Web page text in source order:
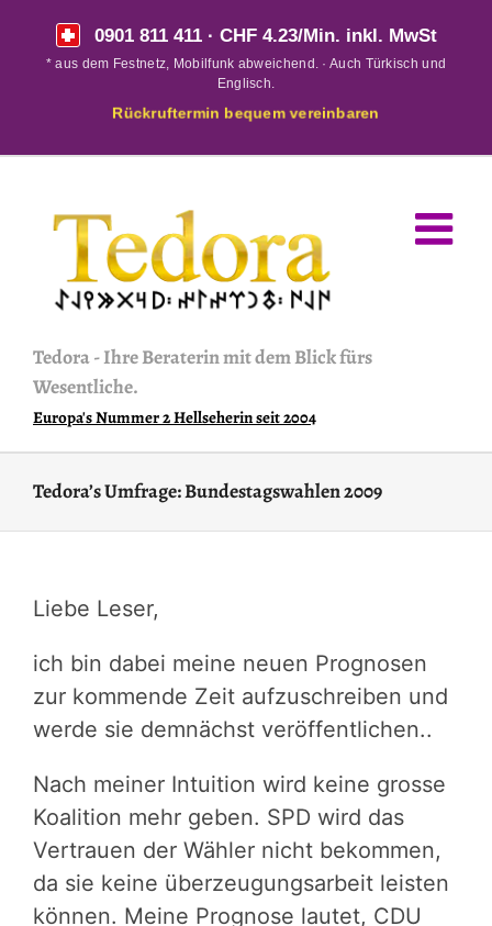
0901 811 411· CHF 4.23/Min. inkl. MwSt
* aus dem Festnetz, Mobilfunk abweichend. · Auch Türkisch und
Englisch.
Rückruftermin bequem vereinbaren
Tedora-Ihre Beraterin mit dem Blick fürs
Wesentliche.
Europa's Nummer 2 Hellseherin seit 2004
Tedora’s Umfrage: Bundestagswahlen 2009
Liebe Leser,
ich bin dabei meine neuen Prognosen
zur kommende Zeit aufzuschreiben und
werde sie demnächst veröffentlichen..
Nach meiner Intuition wird keine grosse
Koalition mehr geben. SPD wird das
Vertrauen der Wähler nicht bekommen,
da sie keine überzeugungsarbeit leisten
können. Meine Prognose lautet, CDU